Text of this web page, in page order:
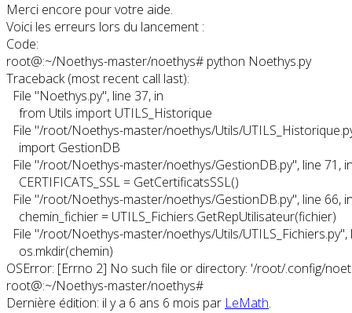
Merci encore pour votre aide.
Voici les erreurs lors du lancement :
Code:
root@:~/Noethys-master/noethys# python Noethys.py
Traceback (most recent call last):
File "Noethys.py", line 37, in
    from Utils import UTILS_Historique
File "/root/Noethys-master/noethys/Utils/
    import GestionDB
File "/root/Noethys-master/noethys/GestionDB.py", line 71,
    CERTIFICATS_SSL = GetCertificatsSSL()
File "/root/Noethys-master/noethys/GestionDB.py", line 66,
    chemin_fichier = UTILS_Fichiers.GetRepUtilisateur(fichier)
File "/root/Noethys-master/noethys/Utils/
    os.mkdir(chemin)
OSError: [Errno 2] No such file or directory: '/root/.config/
root@:~/Noethys-master/noethys#
Dernière édition: il y a 6 ans 6 mois par LeMath.